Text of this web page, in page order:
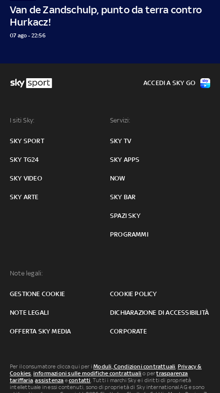
Van de Zandschulp, punto da terra contro
Hurkacz!
07 ago - 22:56
I siti Sky:
SKY SPORT
SKY TG24
SKY VIDEO
SKY ARTE
Servizi:
SKY TV
SKY APPS
NOW
SKY BAR
SPAZI SKY
PROGRAMMI
Note legali:
GESTIONE COOKIE COOKIE POLICY
NOTE LEGALI DICHIARAZIONE DI ACCESSIBILITÀ
OFFERTA SKY MEDIA CORPORATE
ACCEDI A SKY GO
Per il consumatore clicca qui per iModuli, Condizioni contrattuali Privacy &
Cookies informazioni sulle modifiche contrattuali o pertrasparenza
tariffaria ,assistenza econtatti . Tutti i marchi Sky e i diritti di proprietà
intellettuale in essi contenuti, sono di proprietà di Sky international AG e sono